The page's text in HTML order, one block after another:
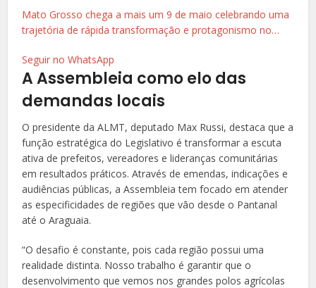
Mato Grosso chega a mais um 9 de maio celebrando uma
trajetória de rápida transformação e protagonismo no…
Seguir no WhatsApp
A Assembleia como elo das
demandas locais
O presidente da ALMT, deputado Max Russi, destaca que a
função estratégica do Legislativo é transformar a escuta
ativa de prefeitos, vereadores e lideranças comunitárias
em resultados práticos. Através de emendas, indicações e
audiências públicas, a Assembleia tem focado em atender
as especificidades de regiões que vão desde o Pantanal
até o Araguaia.
“O desafio é constante, pois cada região possui uma
realidade distinta. Nosso trabalho é garantir que o
desenvolvimento que vemos nos grandes polos agrícolas